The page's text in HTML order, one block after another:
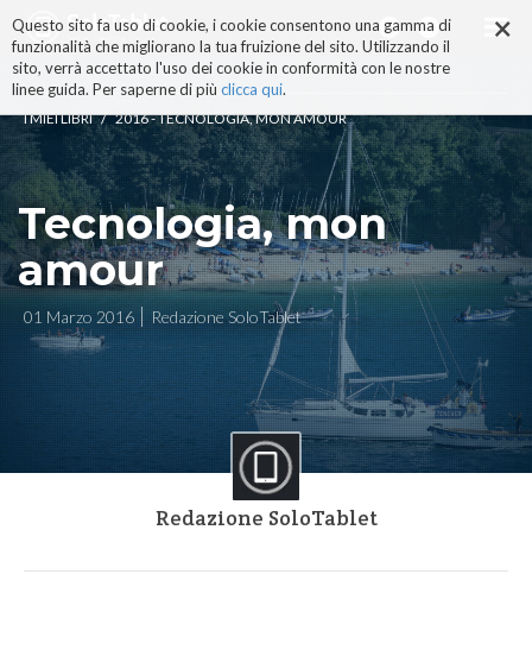
×
Questo sito fa uso di cookie, i cookie consentono una gamma di
funzionalità che migliorano la tua fruizione del sito. Utilizzando il
sito, verrà accettato l'uso dei cookie in conformità con le nostre
linee guida. Per saperne di più clicca qui.
ai
contenuti.
|
alla
navigazione
I MIEI LIBRI / 2016 - TECNOLOGIA, MON AMOUR
Tecnologia, mon
amour
01 Marzo 2016 Redazione SoloTablet
Redazione SoloTablet